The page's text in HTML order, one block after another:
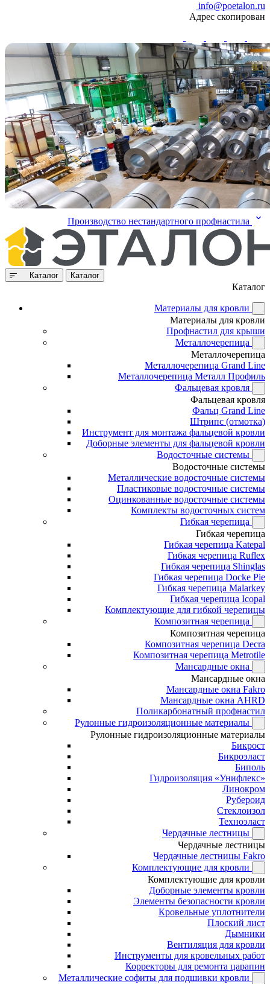
info@poetalon.ru
Адрес скопирован
Производство нестандартного профнастила
Каталог Каталог
Каталог
Материалы для кровли
Материалы для кровли
Профнастил для крыши
Металлочерепица
Металлочерепица
Металлочерепица Grand Line
Металлочерепица Металл Профиль
Фальцевая кровля
Фальцевая кровля
Фальц Grand Line
Штрипс (отмотка)
Инструмент для монтажа фальцевой кровли
Доборные элементы для фальцевой кровли
Водосточные системы
Водосточные системы
Металлические водосточные системы
Пластиковые водосточные системы
Оцинкованные водосточные системы
Комплекты водосточных систем
Гибкая черепица
Гибкая черепица
Гибкая черепица Katepal
Гибкая черепица Ruflex
Гибкая черепица Shinglas
Гибкая черепица Docke Pie
Гибкая черепица Malarkey
Гибкая черепица Icopal
Комплектующие для гибкой черепицы
Композитная черепица
Композитная черепица
Композитная черепица Decra
Композитная черепица Metrotile
Мансардные окна
Мансардные окна
Мансардные окна Fakro
Мансардные окна AHRD
Поликарбонатный профнастил
Рулонные гидроизоляционные материалы
Рулонные гидроизоляционные материалы
Бикрост
Бикроэласт
Биполь
Гидроизоляция «Унифлекс»
Линокром
Рубероид
Стеклоизол
Техноэласт
Чердачные лестницы
Чердачные лестницы
Чердачные лестницы Fakro
Комплектующие для кровли
Комплектующие для кровли
Доборные элементы кровли
Элементы безопасности кровли
Кровельные уплотнители
Плоский лист
Дымники
Вентиляция для кровли
Инструменты для кровельных работ
Корректоры для ремонта царапин
Металлические софиты для подшивки кровли